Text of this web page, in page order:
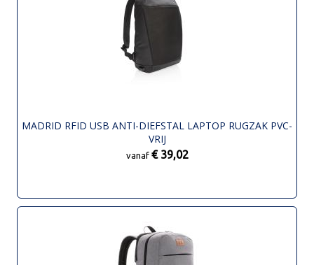
MADRID RFID USB ANTI-DIEFSTAL LAPTOP RUGZAK PVC-
VRIJ
vanaf € 39,02